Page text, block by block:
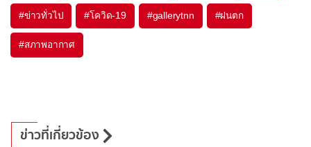
#ข่าวทั่วไป #โควิด-19 #gallerytnn #ฝนตก
#สภาพอากาศ
ข่าวที่เกี่ยวข้อง